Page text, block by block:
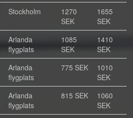
Stockholm
1270
SEK
1655
SEK
Arlanda
flygplats
1085
SEK
1410
SEK
Arlanda
flygplats
775 SEK
1010
SEK
Arlanda
flygplats
815 SEK
1060
SEK